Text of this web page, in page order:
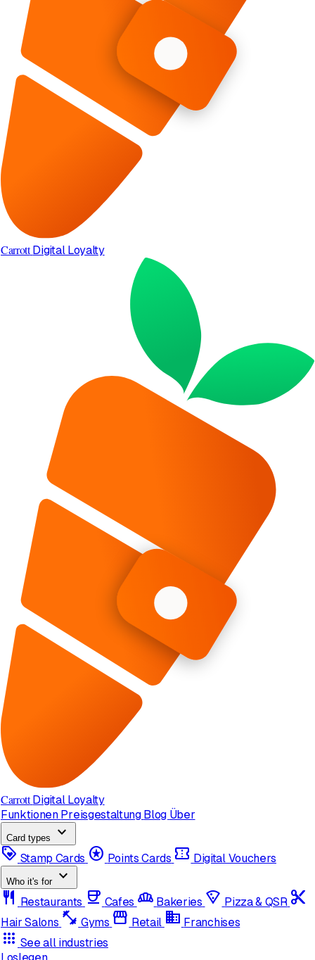
Carrott Digital Loyalty
Carrott Digital Loyalty
Funktionen Preisgestaltung Blog Über
Card types
expand_more
loyalty Stamp Cards stars Points Cards confirmation_number Digital Vouchers
Who it's for expand_more
restaurant Restaurants coffee Cafes bakery_dining Bakeries local_pizza Pizza & QSR content_cut
Hair Salons fitness_center Gyms storefront Retail domain Franchises
apps See all industries